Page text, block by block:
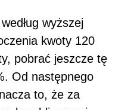
według wyższej
kwoty 120
pobrać jeszcze tę
Od następnego
to, że za